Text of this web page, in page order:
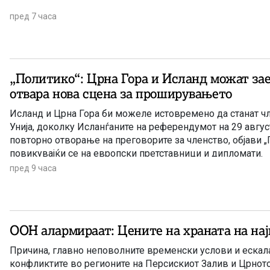
пред 7 часа
„Политико“: Црна Гора и Исланд можат
отвара нова сцена за проширувањето
Исланд и Црна Гора би можеле истовремено да станат
Унија, доколку Исланѓаните на референдумот на 29
повторно отворање на преговорите за членство, објави
повикувајќи се на европски претставници и дипломати.
пред 9 часа
ООН алармираат: Цените на храната на
Причина, главно неповолните временски услови и
конфликтите во регионите на Персискиот Залив и